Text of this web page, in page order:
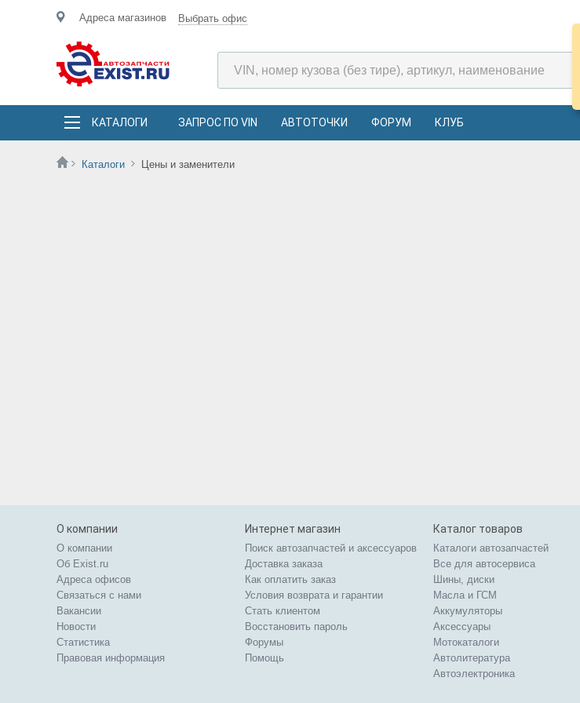
Адреса магазинов Выбрать офис
КАТАЛОГИ ЗАПРОС ПО VIN АВТОТОЧКИ ФОРУМ КЛУБ
Каталоги Цены и заменители
О компании
О компании
Об Exist.ru
Адреса офисов
Связаться с нами
Вакансии
Новости
Статистика
Правовая информация
Интернет магазин
Поиск автозапчастей и аксессуаров
Доставка заказа
Как оплатить заказ
Условия возврата и гарантии
Стать клиентом
Восстановить пароль
Форумы
Помощь
Каталог товаров
Каталоги автозапчастей
Все для автосервиса
Шины, диски
Масла и ГСМ
Аккумуляторы
Аксессуары
Мотокаталоги
Автолитература
Автоэлектроника